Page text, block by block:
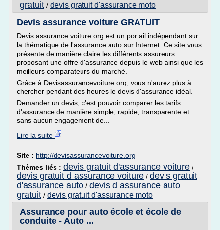
gratuit / devis gratuit d'assurance moto
Devis assurance voiture GRATUIT
Devis assurance voiture.org est un portail indépendant sur
la thématique de l'assurance auto sur Internet. Ce site vous
présente de manière claire les différents assureurs
proposant une offre d'assurance depuis le web ainsi que les
meilleurs comparateurs du marché.
Grâce à Devisassurancevoiture.org, vous n'aurez plus à
chercher pendant des heures le devis d'assurance idéal.
Demander un devis, c'est pouvoir comparer les tarifs
d'assurance de manière simple, rapide, transparente et
sans aucun engagement de...
Lire la suite
Site : http://devisassurancevoiture.org
Thèmes liés : devis gratuit d'assurance voiture /
devis gratuit d assurance voiture / devis gratuit
d'assurance auto / devis d assurance auto
gratuit / devis gratuit d'assurance moto
Assurance pour auto école et école de
conduite - Auto ...